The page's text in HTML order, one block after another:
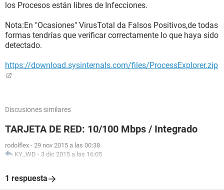
los Procesos están libres de Infecciones.
Nota:En "Ocasiones" VirusTotal da Falsos Positivos,de todas
formas tendrías que verificar correctamente lo que haya sido
detectado.
https://download.sysinternals.com/files/ProcessExplorer.zip
Discusiones similares
TARJETA DE RED: 10/100 Mbps / Integrado
rodolflex - 29 nov 2015 a las 00:38
KY_WD - 3 dic 2015 a las 16:05
1 respuesta